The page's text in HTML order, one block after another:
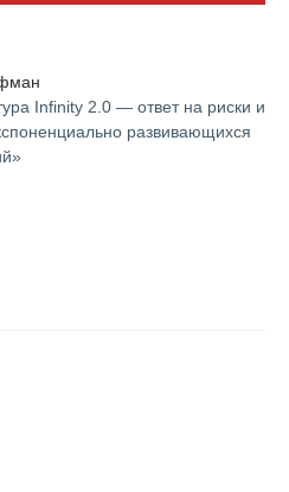
Infinity 2.0 — ответ на риски и
развивающихся